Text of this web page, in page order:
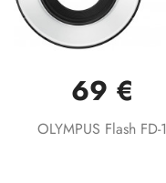
69 €
OLYMPUS Flash FD-1